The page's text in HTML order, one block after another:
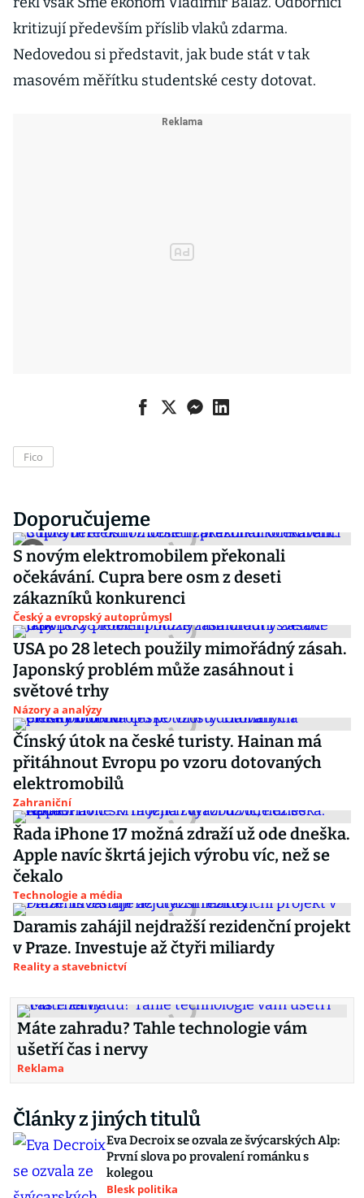
kritizují především příslib vlaků zdarma.
Nedovedou si představit, jak bude stát v tak
masovém měřítku studentské cesty dotovat.
Fico
Doporučujeme
S novým elektromobilem překonali
očekávání. Cupra bere osm z deseti
zákazníků konkurenci
Český a evropský autoprůmysl
USA po 28 letech použily mimořádný zásah.
Japonský problém může zasáhnout i
světové trhy
Názory a analýzy
Čínský útok na české turisty. Hainan má
přitáhnout Evropu po vzoru dotovaných
elektromobilů
Zahraniční
Řada iPhone 17 možná zdraží už ode dneška.
Apple navíc škrtá jejich výrobu víc, než se
čekalo
Technologie a média
Daramis zahájil nejdražší rezidenční projekt
v Praze. Investuje až čtyři miliardy
Reality a stavebnictví
Máte zahradu? Tahle technologie vám
ušetří čas i nervy
Reklama
Články z jiných titulů
Eva Decroix se ozvala ze švýcarských Alp:
První slova po provalení románku s
kolegou
Blesk politika